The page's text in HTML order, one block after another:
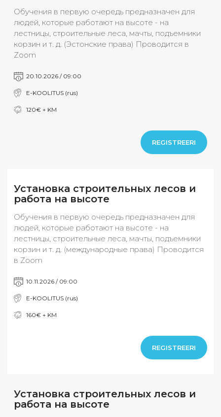
Обучения в первую очередь предназначен для
людей, которые работают на высоте - на
лестницы, строительные леса, мачты, подъемники
корзин и т. д. (Эстонские права) Проводится в
Zoom
20.10.2026 / 09:00
E-KOOLITUS (rus)
120€ + KM
REGISTREERI
Установка строительных лесов и
работа на высоте
Обучения в первую очередь предназначен для
людей, которые работают на высоте - на
лестницы, строительные леса, мачты, подъемники
корзин и т. д. (международные права) Проводится
в Zoom
10.11.2026 / 09:00
E-KOOLITUS (rus)
160€ + KM
REGISTREERI
Установка строительных лесов и
работа на высоте